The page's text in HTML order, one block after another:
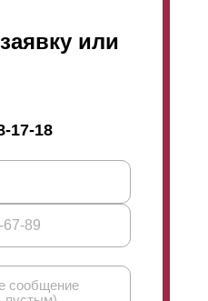
или
17-18